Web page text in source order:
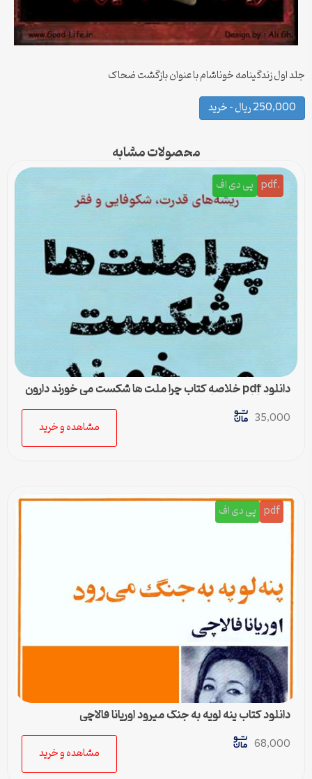
جلد اول زندگینامه خوناشام با عنوان بازگشت ضحاک
250,000 ریال – خرید
محصولات مشابه
.pdf پی دی اف
دانلود pdf خلاصه کتاب چرا ملت ها شکست می خورند دارون
عجم اوغلو جیمز رابینسن
35,000
مشاهده و خرید
pdf پی دی اف
دانلود کتاب پنه لوپه به جنگ میرود اوریانا فالاچی
68,000
مشاهده و خرید